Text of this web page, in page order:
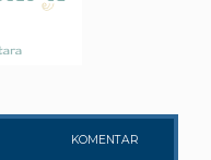
KOMENTAR